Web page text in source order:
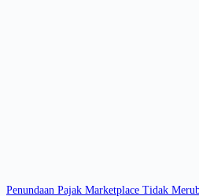
Penundaan Pajak Marketplace Tidak